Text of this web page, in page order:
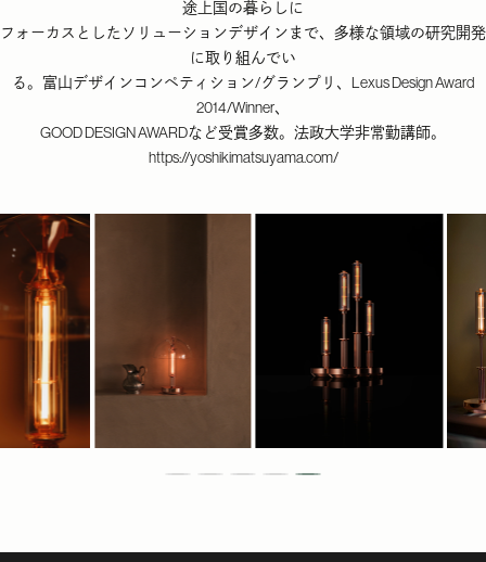
途上国の暮らしに
フォーカスとしたソリューションデザインまで、多様な領域の研究開発
に取り組んでい
る。富山デザインコンペティション/グランプリ、Lexus Design Award
2014/Winner、
GOOD DESIGN AWARDなど受賞多数。法政大学非常勤講師。
https://yoshikimatsuyama.com/